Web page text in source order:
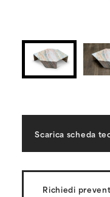
Scarica scheda
Richiedi